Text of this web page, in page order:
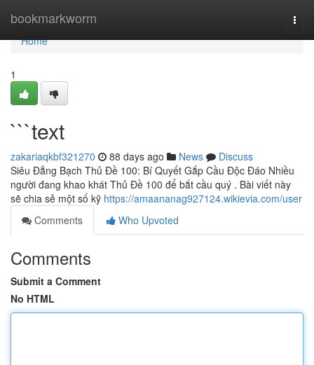
bookmarkworm
Home
Home
1
```text
zakariaqkbf321270 88 days ago News
Discuss
Siêu Đẳng Bạch Thủ Đề 100: Bí Quyết Gắp Cầu Độc Đáo Nhiều
người đang khao khát Thủ Đề 100 để bắt cầu quý . Bài viết này
sẽ chia sẻ một số kỹ https://amaananag927124.wikievia.com/user
Comments
Who Upvoted
Comments
Submit a Comment
No HTML